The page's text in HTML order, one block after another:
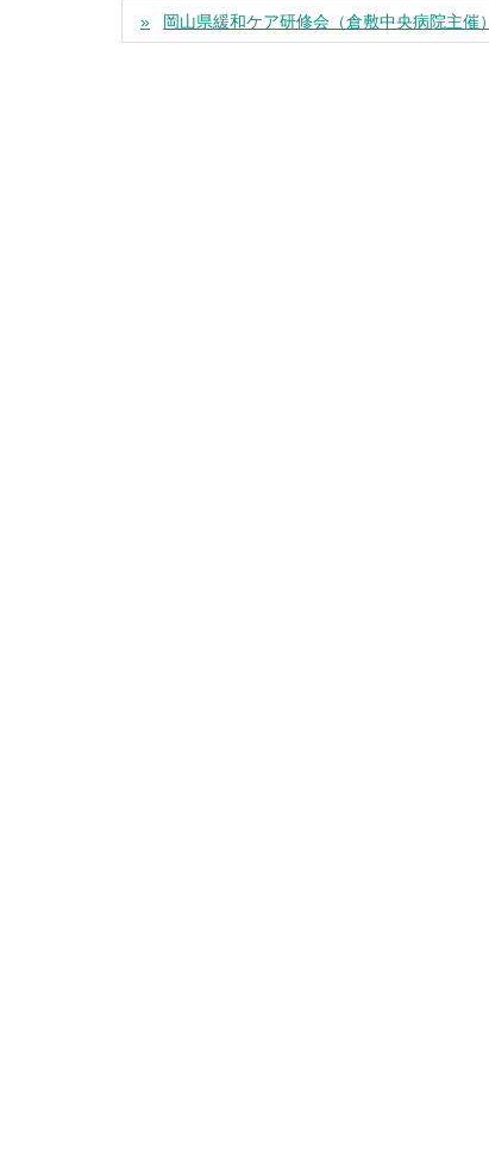
岡山県緩和ケア研修会（倉敷中央病院主催）